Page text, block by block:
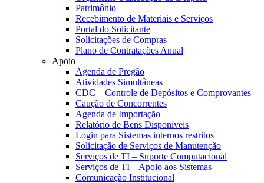
Patrimônio
Recebimento de Materiais e Serviços
Portal do Solicitante
Solicitações de Compras
Plano de Contratações Anual
Apoio
Agenda de Pregão
Atividades Simultâneas
CDC – Controle de Depósitos e Comprovantes
Caução de Concorrentes
Agenda de Importação
Relatório de Bens Disponíveis
Login para Sistemas internos restritos
Solicitação de Serviços de Manutenção
Serviços de TI – Suporte Computacional
Serviços de TI – Apoio aos Sistemas
Comunicação Institucional